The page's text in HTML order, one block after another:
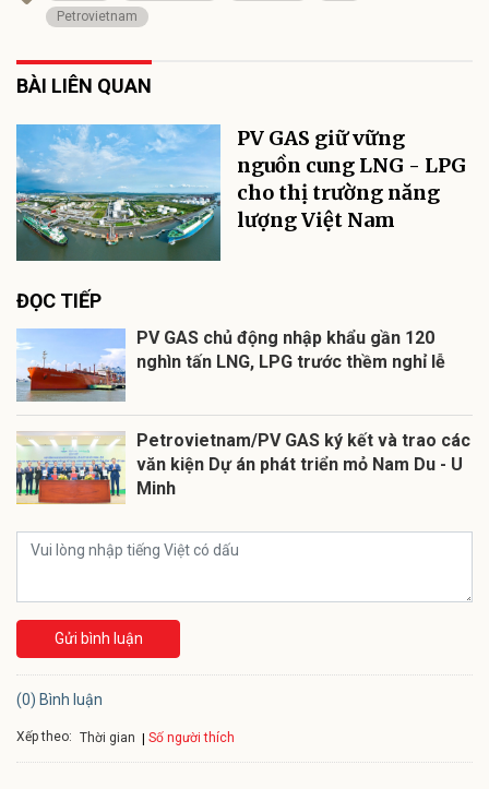
Petrovietnam
BÀI LIÊN QUAN
PV GAS giữ vững
nguồn cung LNG - LPG
cho thị trường năng
lượng Việt Nam
ĐỌC TIẾP
PV GAS chủ động nhập khẩu gần 120
nghìn tấn LNG, LPG trước thềm nghỉ lễ
Petrovietnam/PV GAS ký kết và trao các
văn kiện Dự án phát triển mỏ Nam Du - U
Minh
Gửi bình luận
(0) Bình luận
Xếp theo: Thời gian Số người thích